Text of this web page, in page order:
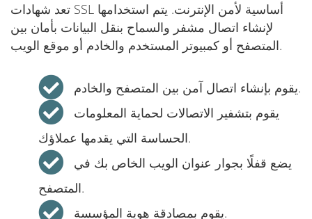
تعد شهادات SSL أساسية لأمن الإنترنت. يتم استخدامها
لإنشاء اتصال مشفر والسماح بنقل البيانات بأمان بين
المتصفح أو كمبيوتر المستخدم والخادم أو موقع الويب.
يقوم بإنشاء اتصال آمن بين المتصفح والخادم.
يقوم بتشفير الاتصالات لحماية المعلومات
الحساسة التي يقدمها عملاؤك.
يضع قفلًا بجوار عنوان الويب الخاص بك في
المتصفح.
يقوم بمصادقة هوية المؤسسة.